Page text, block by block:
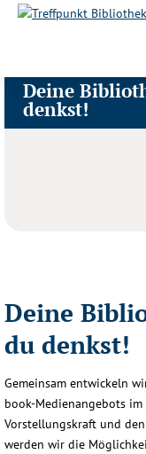
Deine
denkst!
Deine
du denkst!
Gemeinsam entwickeln
book-Medienangebots
Vorstellungskraft und
werden wir die